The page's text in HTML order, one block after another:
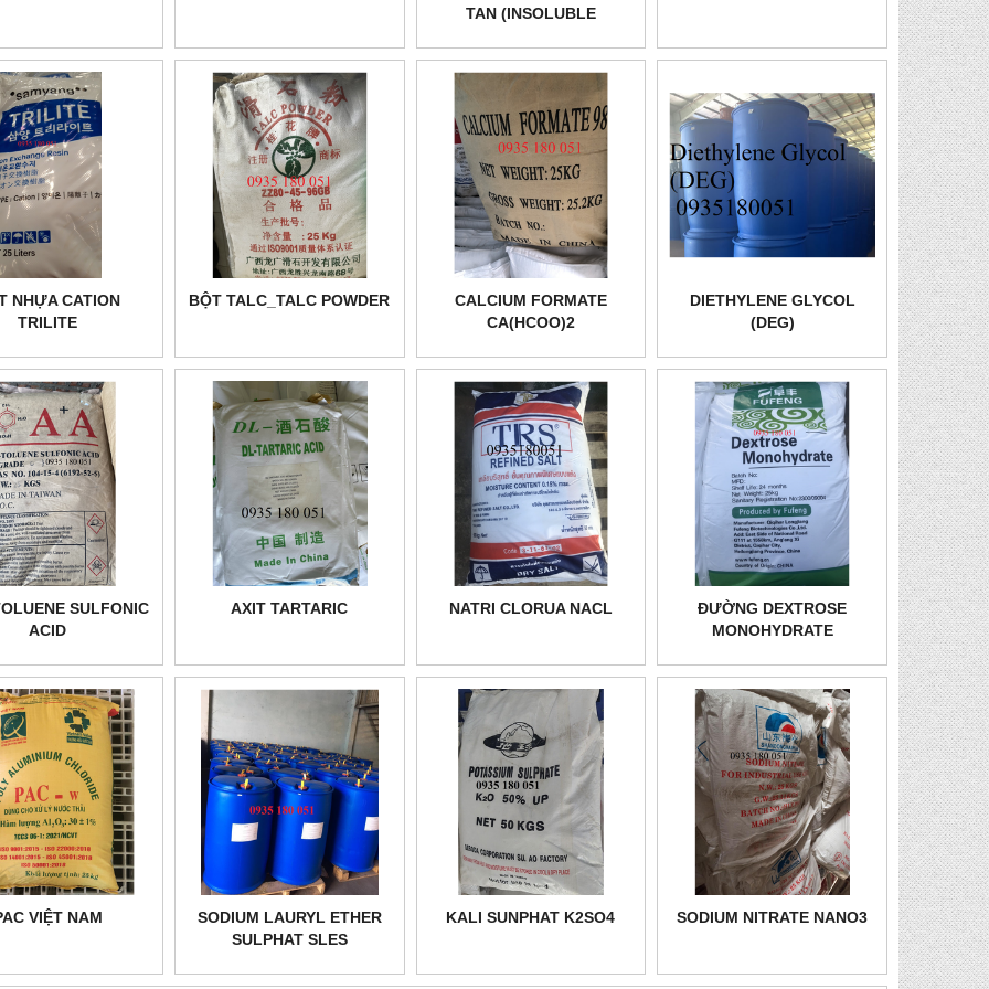
TAN (INSOLUBLE
NHỰA CATION
TRILITE
BỘT TALC_TALC POWDER
CALCIUM FORMATE
CA(HCOO)2
DIETHYLENE GLYCOL
(DEG)
SULFONIC
ACID
AXIT TARTARIC NATRI CLORUA NACL
ĐƯỜNG DEXTROSE
MONOHYDRATE
VIỆT NAM
SODIUM LAURYL ETHER
SULPHAT SLES
KALI SUNPHAT K2SO4 SODIUM NITRATE NANO3